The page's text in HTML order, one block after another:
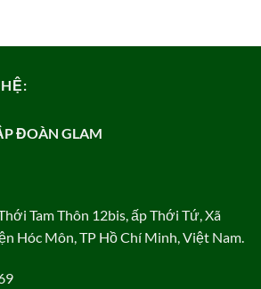
ĐOÀN GLAM
Tam Thôn 12bis, ấp Thới Tứ, Xã
Hóc Môn, TP Hồ Chí Minh, Việt Nam.